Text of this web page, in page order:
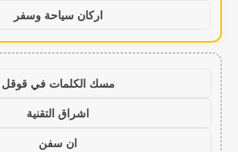
اركان سياحة وسفر
مسك الكلمات في قوقل
اشراق التقنية
ان سفن